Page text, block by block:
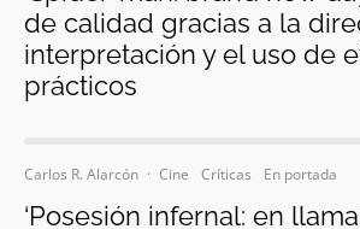
de calidad gracias a la
interpretación y el uso de
prácticos
Carlos R. Alarcón · Cine Críticas En portada
‘Posesión infernal: en